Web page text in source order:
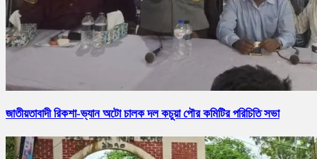
জাতীয়তাবাদী রিকশা-ভ্যান অটো চালক দল কচুয়া পৌর কমিটির পরিচিতি সভা